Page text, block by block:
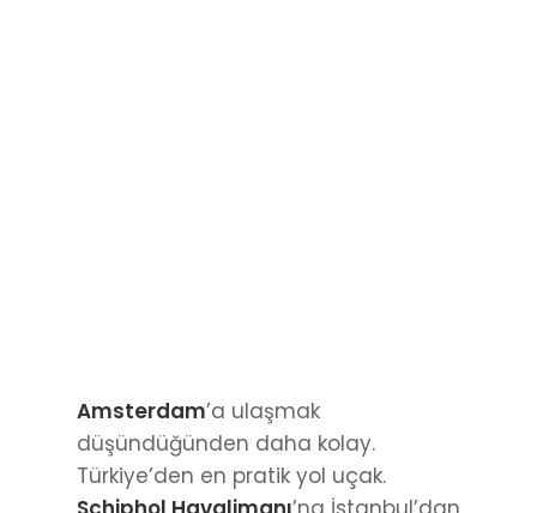
Amsterdam’a ulaşmak
düşündüğünden daha kolay.
Türkiye’den en pratik yol uçak.